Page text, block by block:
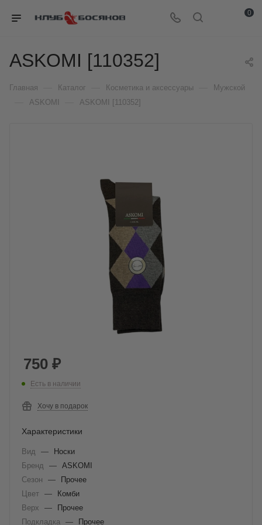
0
ASKOMI [110352]
Главная Каталог Косметика и аксессуары Мужской
ASKOMI ASKOMI [110352]
750 ₽
Есть в наличии
Хочу в подарок
Характеристики
Вид —
Носки
Бренд
— ASKOMI
Сезон
—
Прочее
Цвет —
Комби
Верх
—
Прочее
Подкладка
—
Прочее